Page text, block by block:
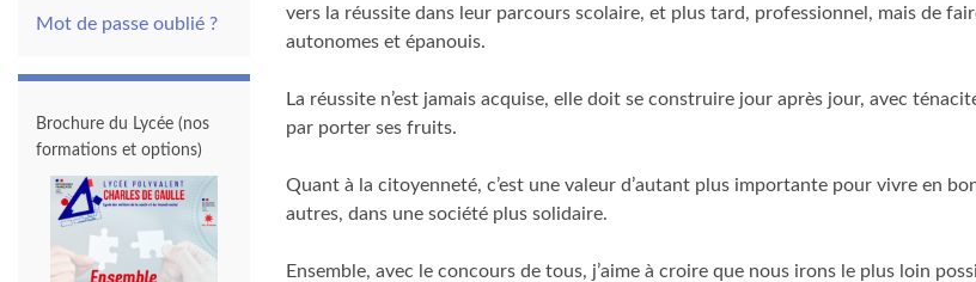
vers la réussite dans leur parcours scolaire, et plus tard, professionnel, mais de
autonomes et épanouis.
La réussite n’est jamais acquise, elle doit se construire jour après jour, avec
par porter ses fruits.
Quant à la citoyenneté, c’est une valeur d’autant plus importante pour vivre en
autres, dans une société plus solidaire.
Ensemble, avec le concours de tous, j’aime à croire que nous irons le plus loin
Mot de passe oublié ?
Brochure du Lycée (nos
formations et options)